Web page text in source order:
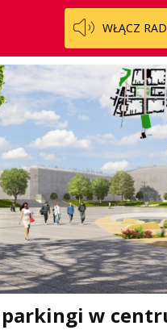
WŁĄCZ
w